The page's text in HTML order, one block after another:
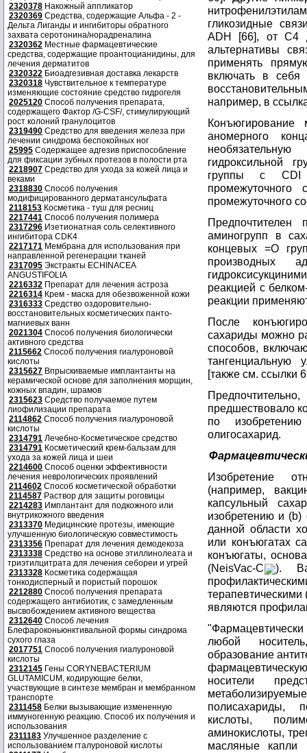
2320378 Накожный аппликатор
2320369 Средства, содержащие Альфа - 2 -
Дельта Лиганды и ингибиторы обратного
захвата серотонина/норадреналина
2320362 Местные фармацевтические
средства, содержащие проантоцианидины, для
лечения дерматитов
2320322 Биоадгезивная доставка лекарств
2320318 Чувствительное к температуре
изменяющие состояние средство гидрогеля
2025120 Способ получения препарата,
содержащего Фактор /G-CSF/, стимулирующий
рост колоний гранулоцитов
2319490 Средство для введения железа при
лечении синдрома беспокойных ног
25995 Содержащее адгезив приспособление
для фиксации зубных протезов в полости рта
2218907 Средство для ухода за кожей лица и
веками
2318830 Способ получения
модифицированного дерматансульфата
2118153 Косметика - туш для ресниц
2217441 Способ получения полимера
2317296 Изетионатная соль селективного
ингибитора CDK4
2217171 Мембрана для использования при
направленной регенерации тканей
2317095 Экстракты ECHINACEA
ANGUSTIFOLIA
2216332 Препарат для лечения астроза
2216314 Крем - маска для обезвоженной кожи
2316333 Средство оздоровительно-
восстановительных косметических панто-
магниевых ванн
2021304 Способ получения биологически
активного средства
2115662 Способ получения гиалуроновой
кислоты
2315627 Впрыскиваемые имплантанты на
керамической основе для заполнения морщин,
кожных впадин, шрамов
2315623 Средство получаемое путем
лиофилизации препарата
2114862 Способ получения гиалуроновой
кислоты
2314791 Лечебно-Косметическое средство
2314791 Косметический крем-бальзам для
ухода за кожей лица и шеи
2214600 Способ оценки эффективности
лечения неврологических проявлений
2114602 Способ косметической обработки
2114587 Раствор для защиты роговицы
2214283 Имплантант для подкожного или
внутрикожного введения
2313370 Медицинские протезы, имеющие
улучшенную биологическую совместимость
2313356 Препарат для лечения демодекоза
2313338 Средство на основе этиллинолеата и
триэтилцитрата для лечения себореи и угрей
2313328 Косметика содержащая
тонкодисперный и пористый порошок
2212880 Способ получения препарата
содержащего антибиотик, с замедленным
высвобождением активного вещества
2312640 Способ лечения
Блефароконьюнктивальной формы синдрома
сухого глаза
2017751 Способ получения гиалуроновой
кислоты
2312145 Гены CORYNEBACTERIUM
GLUTAMICUM, кодирующие белки,
участвующие в синтезе мембран и мембранном
транспорте
2311458 Белки вызывающие измененную
иммуногенную реакцию. Способ их получения и
использования
2311183 Улучшенное разделение с
использованием гталуроновой кислоты
гликозидные
ADH [66], от C4
альтернативы
применять
включать в себя
например, в
Конъюгирование
аномерного
гидроксильной
группы с CDI
промежуточного
промежуточного
аминогрупп в
концевых =О
производных
реакцией с
реакции
После
сахариды можно
способов,
тангенциальную
[также см. ссылки
предшествовало
по
олигосахарид.
Изобретение
(например,
капсульный
изобретению и
данной области
или конъюгатах
конъюгаты,
(NeisVac-C
).
терапевтическими
являются
любой
образование
носители
полисахариды,
кислоты,
аминокислоты,
масляные капли